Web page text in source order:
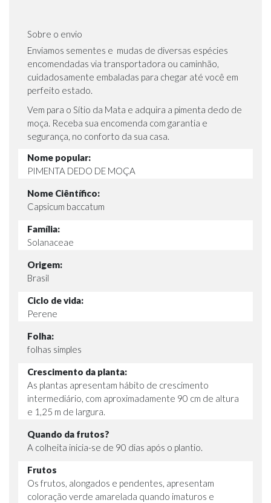
Sobre o envio
Enviamos sementes e mudas de diversas espécies
encomendadas via transportadora ou caminhão,
cuidadosamente embaladas para chegar até você em
perfeito estado.
Vem para o Sítio da Mata e adquira a pimenta dedo de
moça. Receba sua encomenda com garantia e
segurança, no conforto da sua casa.
Nome popular:
PIMENTA DEDO DE MOÇA
Nome Ciêntífico:
Capsicum baccatum
Família:
Solanaceae
Origem:
Brasil
Ciclo de vida:
Perene
Folha:
folhas simples
Crescimento da planta:
As plantas apresentam hábito de crescimento
intermediário, com aproximadamente 90 cm de altura
e 1,25 m de largura.
Quando da frutos?
A colheita inicia-se de 90 dias após o plantio.
Frutos
Os frutos, alongados e pendentes, apresentam
coloração verde amarelada quando imaturos e